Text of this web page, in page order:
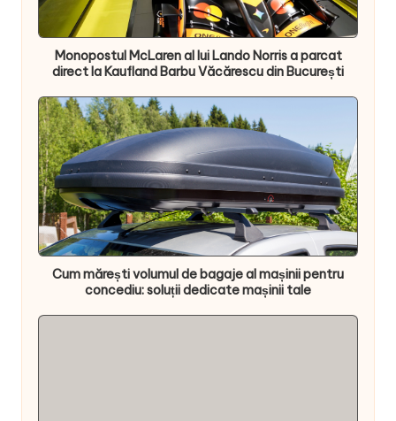
Monopostul McLaren al lui Lando Norris a parcat
direct la Kaufland Barbu Văcărescu din București
Cum mărești volumul de bagaje al mașinii pentru
concediu: soluții dedicate mașinii tale